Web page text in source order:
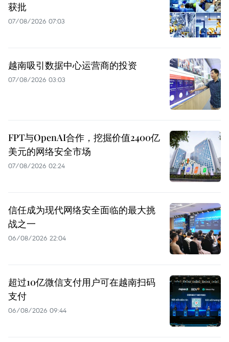
获批
07/08/2026 07:03
越南吸引数据中心运营商的投资
07/08/2026 03:03
FPT与OpenAI合作，挖掘价值2400亿
美元的网络安全市场
07/08/2026 02:24
信任成为现代网络安全面临的最大挑
战之一
06/08/2026 22:04
超过10亿微信支付用户可在越南扫码
支付
06/08/2026 09:44